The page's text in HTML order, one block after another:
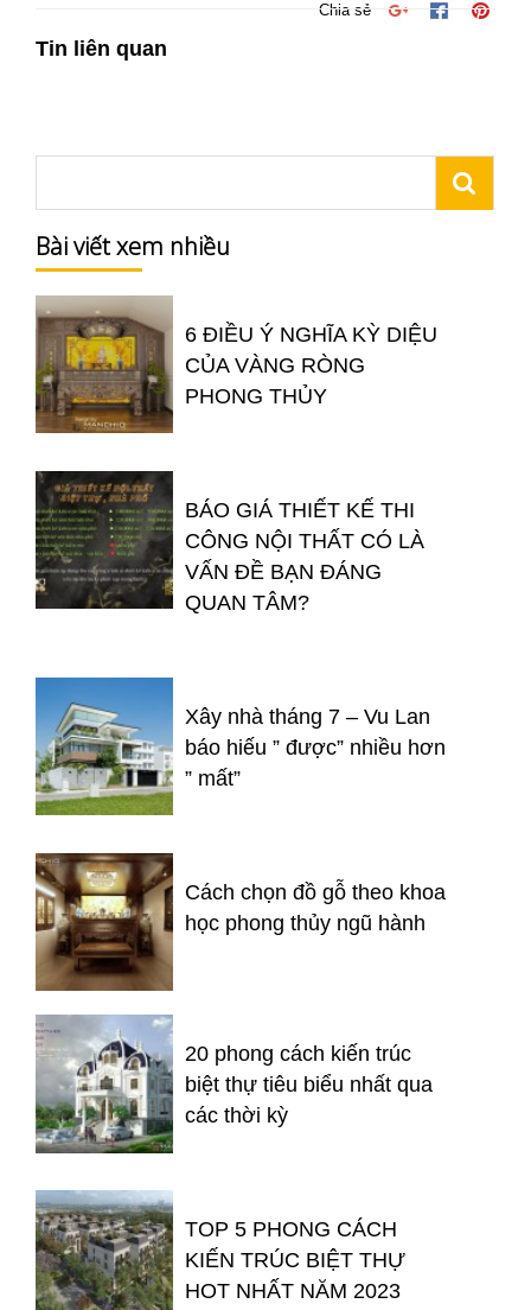
Chia sẻ
Tin liên quan
Bài viết xem nhiều
6 ĐIỀU Ý NGHĨA KỲ DIỆU
CỦA VÀNG RÒNG
PHONG THỦY
BÁO GIÁ THIẾT KẾ THI
CÔNG NỘI THẤT CÓ LÀ
VẤN ĐỀ BẠN ĐÁNG
QUAN TÂM?
Xây nhà tháng 7 – Vu Lan
báo hiếu ” được” nhiều hơn
” mất”
Cách chọn đồ gỗ theo khoa
học phong thủy ngũ hành
20 phong cách kiến trúc
biệt thự tiêu biểu nhất qua
các thời kỳ
TOP 5 PHONG CÁCH
KIẾN TRÚC BIỆT THỰ
HOT NHẤT NĂM 2023